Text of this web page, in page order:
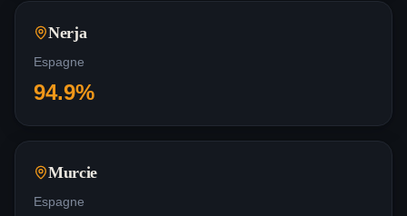
Nerja
Espagne
94.9%
Murcie
Espagne